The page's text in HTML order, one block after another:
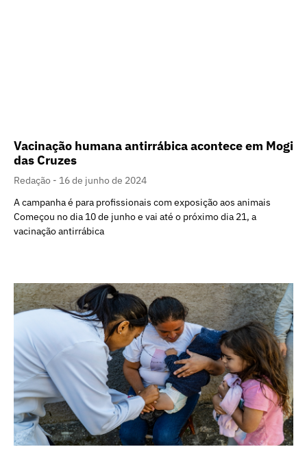
Vacinação humana antirrábica acontece em Mogi
das Cruzes
Redação
16 de junho de 2024
A campanha é para profissionais com exposição aos animais
Começou no dia 10 de junho e vai até o próximo dia 21, a
vacinação antirrábica